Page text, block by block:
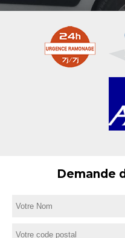
Demande